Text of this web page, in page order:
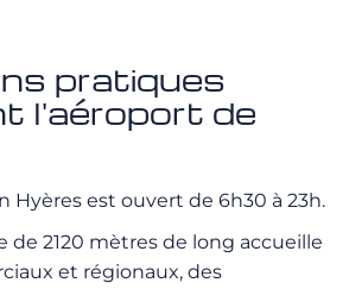
pratiques
l'aéroport de
Hyères est ouvert de 6h30 à 23h.
de 2120 mètres de long accueille
et régionaux, des